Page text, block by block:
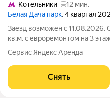
Котельники
12 мин.
Белая Дача парк, 4 квартал
Заезд возможен с 11.08.2026.
кв.м. с евроремонтом на 3
11 месяцев. Из техники есть: Духовой шкаф Стиральная
машина Холодильник Микроволновка В квартире есть вся
необходимая посуда для
Сервис Яндекс Аренда
Снять